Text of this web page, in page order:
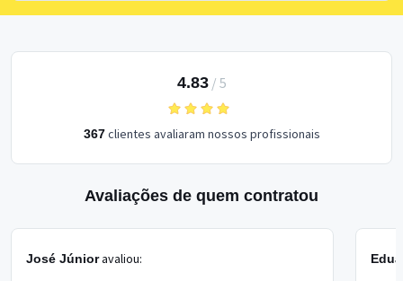
4.83/ 5
367clientes avaliaram nossos profissionais
Avaliações de quem contratou
José Júnioravaliou: